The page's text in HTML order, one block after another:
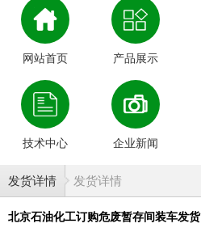
网站首页 产品展示
技术中心 企业新闻
发货详情 发货详情
北京石油化工订购危废暂存间装车发货